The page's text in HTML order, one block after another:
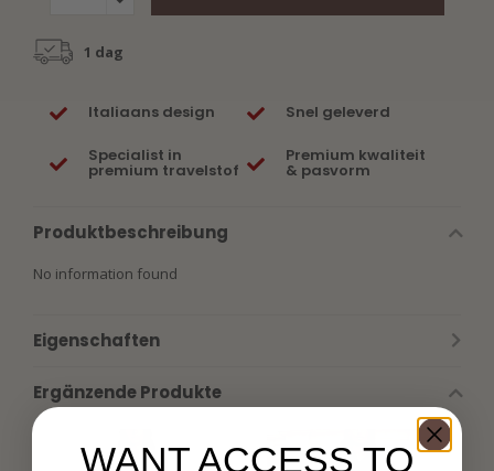
1 dag
Italiaans design Snel geleverd
Specialist in
premium travelstof
Premium kwaliteit
& pasvorm
Produktbeschreibung
No information found
Eigenschaften
Ergänzende Produkte
WANT ACCESS TO